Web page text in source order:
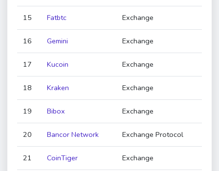
15 Fatbtc Exchange
16 Gemini Exchange
17 Kucoin Exchange
18 Kraken Exchange
19 Bibox Exchange
20 Bancor Network Exchange Protocol
21 CoinTiger Exchange